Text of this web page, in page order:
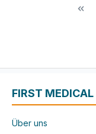
FIRST MEDICAL
Über uns